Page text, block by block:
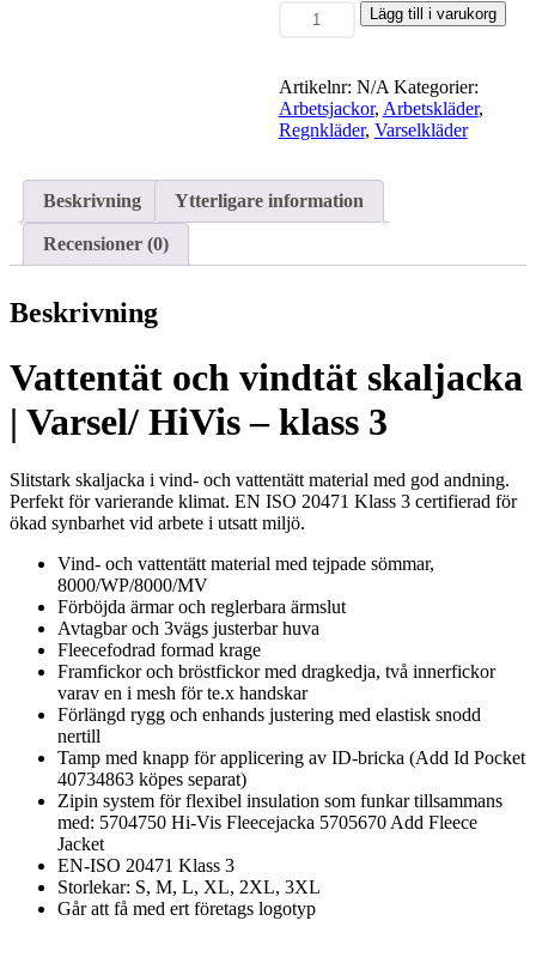
Vattentät
skaljacka
|
Varsel/
HiVis
klass
3
mängd
Lägg till i varukorg
Artikelnr: N/A Kategorier:
Arbetsjackor, Arbetskläder,
Regnkläder, Varselkläder
Beskrivning Ytterligare information
Recensioner (0)
Beskrivning
Vattentät och vindtät skaljacka
| Varsel/ HiVis – klass 3
Slitstark skaljacka i vind- och vattentätt material med god andning.
Perfekt för varierande klimat. EN ISO 20471 Klass 3 certifierad för
ökad synbarhet vid arbete i utsatt miljö.
Vind- och vattentätt material med tejpade sömmar,
8000/WP/8000/MV
Förböjda ärmar och reglerbara ärmslut
Avtagbar och 3vägs justerbar huva
Fleecefodrad formad krage
Framfickor och bröstfickor med dragkedja, två innerfickor
varav en i mesh för te.x handskar
Förlängd rygg och enhands justering med elastisk snodd
nertill
Tamp med knapp för applicering av ID-bricka (Add Id Pocket
40734863 köpes separat)
Zipin system för flexibel insulation som funkar tillsammans
med: 5704750 Hi-Vis Fleecejacka 5705670 Add Fleece
Jacket
EN-ISO 20471 Klass 3
Storlekar: S, M, L, XL, 2XL, 3XL
Går att få med ert företags logotyp